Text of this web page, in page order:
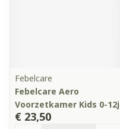
Febelcare
Febelcare Aero
Voorzetkamer Kids 0-12j
€ 23,50